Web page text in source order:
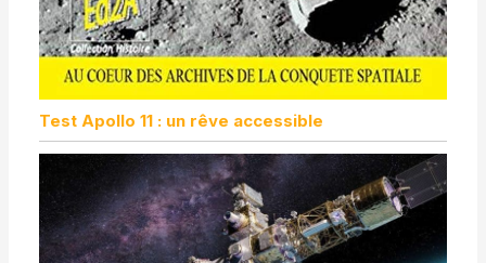
Test Apollo 11 : un rêve accessible